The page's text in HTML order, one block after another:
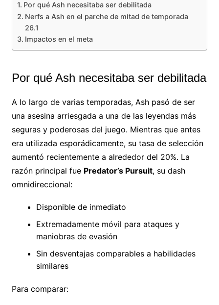
Por qué Ash necesitaba ser debilitada
Nerfs a Ash en el parche de mitad de temporada
26.1
Impactos en el meta
Por qué Ash necesitaba ser debilitada
A lo largo de varias temporadas, Ash pasó de ser
una asesina arriesgada a una de las leyendas más
seguras y poderosas del juego. Mientras que antes
era utilizada esporádicamente, su tasa de selección
aumentó recientemente a alrededor del 20%. La
razón principal fue Predator’s Pursuit, su dash
omnidireccional:
Disponible de inmediato
Extremadamente móvil para ataques y
maniobras de evasión
Sin desventajas comparables a habilidades
similares
Para comparar: